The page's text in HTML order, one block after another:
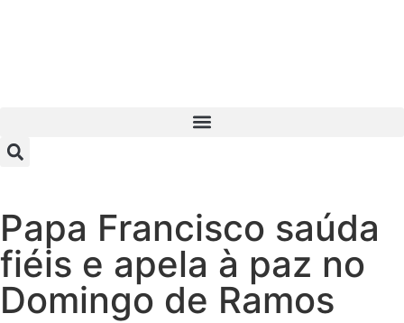
Papa Francisco saúda
fiéis e apela à paz no
Domingo de Ramos